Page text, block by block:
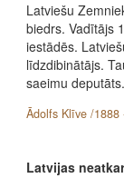
Latviešu
biedrs. Vadītājs
iestādēs.
līdzdibinātājs.
saeimu
Ādolfs Klīve /1888
Latvijas